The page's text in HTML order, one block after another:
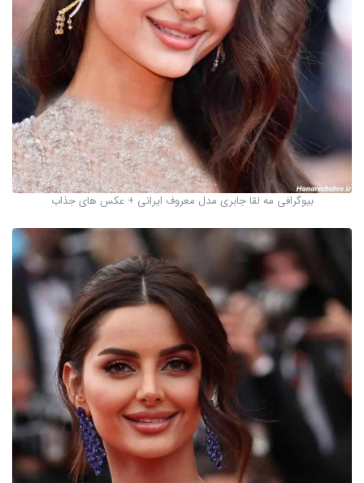
بیوگرافی مه لقا جابری مدل معروف ایرانی + عکس های جذاب